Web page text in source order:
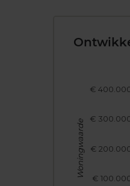
€
€
€
€
Woningwaarde